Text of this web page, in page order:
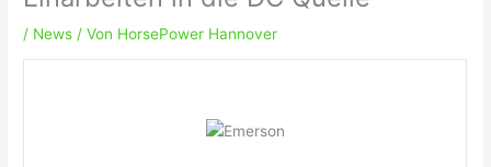
/ News / Von HorsePower Hannover